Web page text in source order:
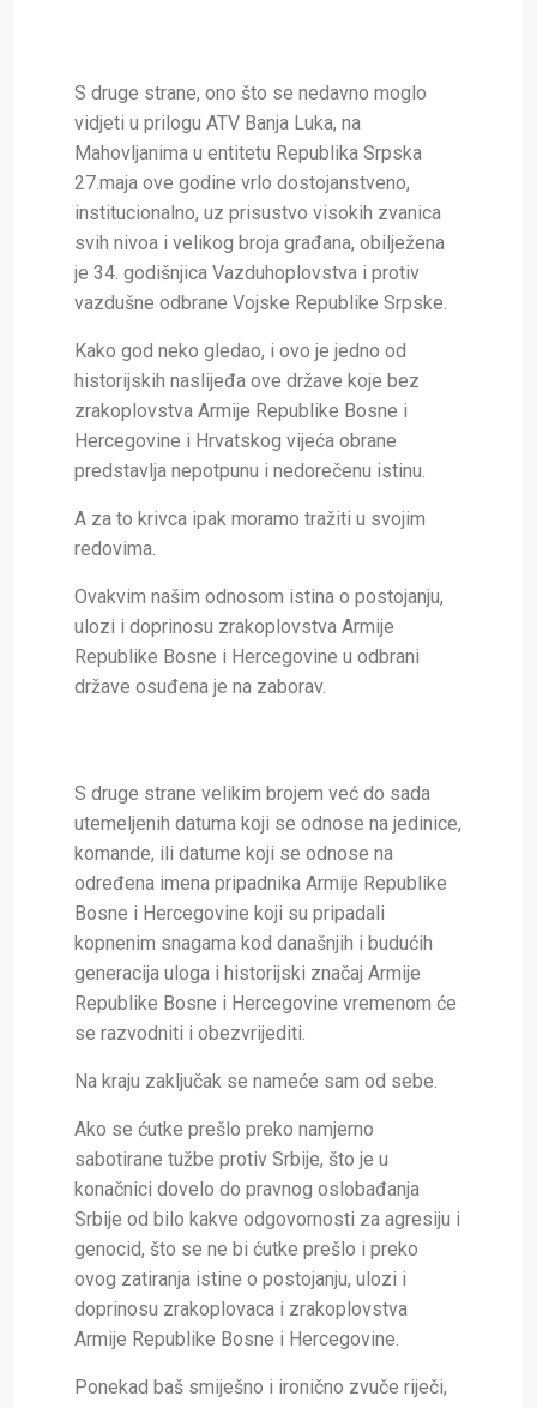
S druge strane, ono što se nedavno moglo
vidjeti u prilogu ATV Banja Luka, na
Mahovljanima u entitetu Republika Srpska
27.maja ove godine vrlo dostojanstveno,
institucionalno, uz prisustvo visokih zvanica
svih nivoa i velikog broja građana, obilježena
je 34. godišnjica Vazduhoplovstva i protiv
vazdušne odbrane Vojske Republike Srpske.
Kako god neko gledao, i ovo je jedno od
historijskih naslijeđa ove države koje bez
zrakoplovstva Armije Republike Bosne i
Hercegovine i Hrvatskog vijeća obrane
predstavlja nepotpunu i nedorečenu istinu.
A za to krivca ipak moramo tražiti u svojim
redovima.
Ovakvim našim odnosom istina o postojanju,
ulozi i doprinosu zrakoplovstva Armije
Republike Bosne i Hercegovine u odbrani
države osuđena je na zaborav.
S druge strane velikim brojem već do sada
utemeljenih datuma koji se odnose na jedinice,
komande, ili datume koji se odnose na
određena imena pripadnika Armije Republike
Bosne i Hercegovine koji su pripadali
kopnenim snagama kod današnjih i budućih
generacija uloga i historijski značaj Armije
Republike Bosne i Hercegovine vremenom će
se razvodniti i obezvrijediti.
Na kraju zaključak se nameće sam od sebe.
Ako se ćutke prešlo preko namjerno
sabotirane tužbe protiv Srbije, što je u
konačnici dovelo do pravnog oslobađanja
Srbije od bilo kakve odgovornosti za agresiju i
genocid, što se ne bi ćutke prešlo i preko
ovog zatiranja istine o postojanju, ulozi i
doprinosu zrakoplovaca i zrakoplovstva
Armije Republike Bosne i Hercegovine.
Ponekad baš smiješno i ironično zvuče riječi,